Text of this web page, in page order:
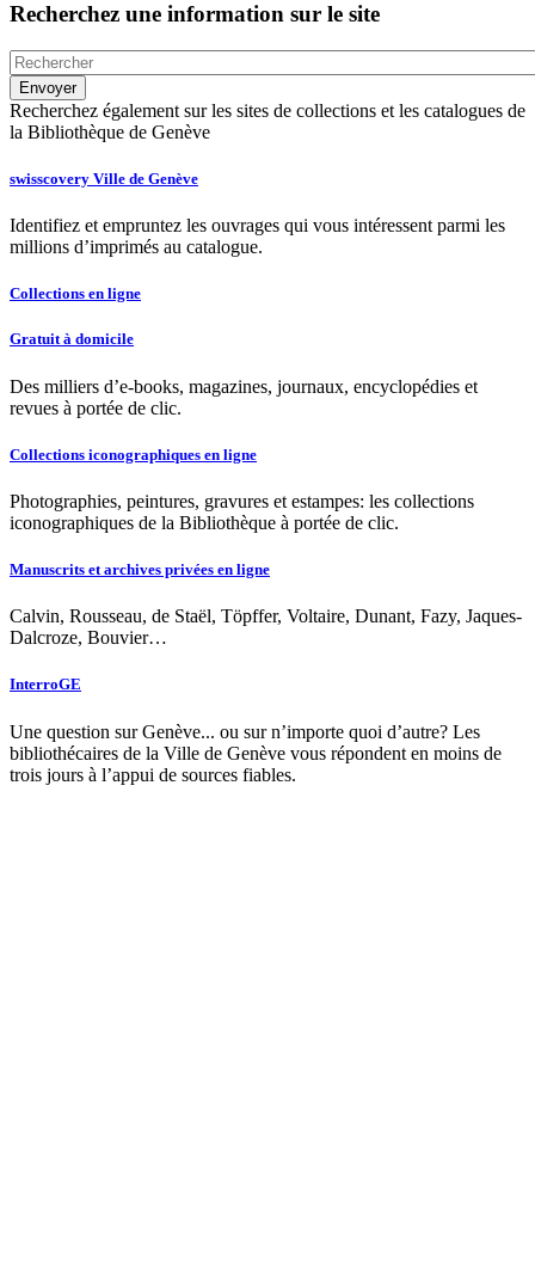
Recherchez une information sur le site
Recherchez également sur les sites de collections et les catalogues de
la Bibliothèque de Genève
swisscovery Ville de Genève
Identifiez et empruntez les ouvrages qui vous intéressent parmi les
millions d’imprimés au catalogue.
Collections en ligne
Gratuit à domicile
Des milliers d’e-books, magazines, journaux, encyclopédies et
revues à portée de clic.
Collections iconographiques en ligne
Photographies, peintures, gravures et estampes: les collections
iconographiques de la Bibliothèque à portée de clic.
Manuscrits et archives privées en ligne
Calvin, Rousseau, de Staël, Töpffer, Voltaire, Dunant, Fazy, Jaques-
Dalcroze, Bouvier…
InterroGE
Une question sur Genève... ou sur n’importe quoi d’autre? Les
bibliothécaires de la Ville de Genève vous répondent en moins de
trois jours à l’appui de sources fiables.